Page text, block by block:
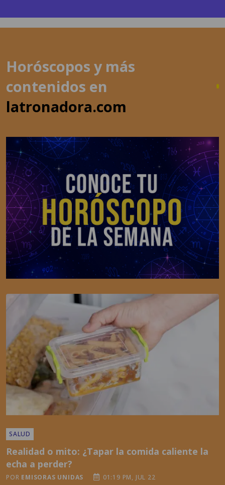
contenidos en
latronadora.com
echa a perder?
POR EMISORAS UNIDAS 01:19 PM, JUL 22